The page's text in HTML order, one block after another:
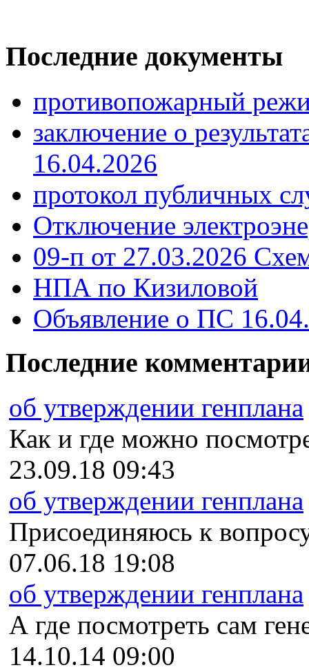
Последние документы
противопожарный
заключение о
16.04.2026
протокол публичных
Отключение
09-п от 27.03.2026
НПА по Кизиловой
Объявление о ПС
Последние
об утверждении генплана
Как и где можно
23.09.18 09:43
об утверждении генплана
Присоединяюсь к
07.06.18 19:08
об утверждении генплана
А где посмотреть сам
14.10.14 09:00